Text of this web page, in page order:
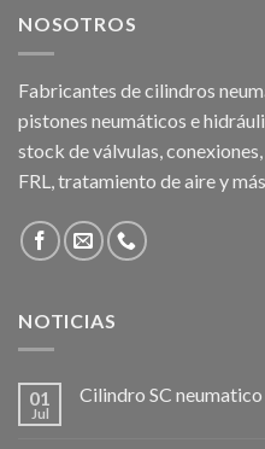
NOSOTROS
Fabricantes de cilindros
pistones neumáticos e
stock de válvulas,
FRL, tratamiento de aire y más.
NOTICIAS
01
Jul
Cilindro SC